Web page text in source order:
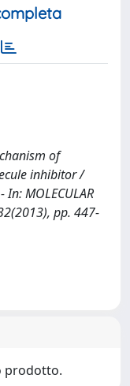
of
inhibitor /
MOLECULAR
pp. 447-
prodotto.